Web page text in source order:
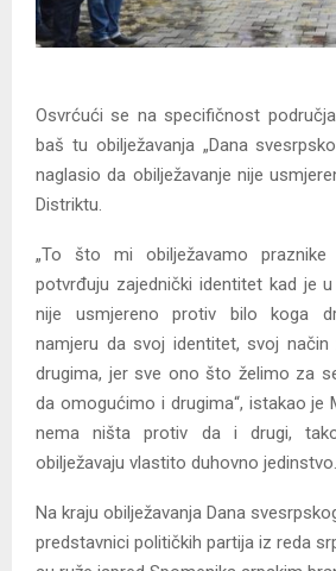
Osvrćući se na specifičnost
baš tu obilježavanja „Dana
naglasio da obilježavanje nije
Distriktu.
„To što mi obilježavamo
potvrđuju zajednički identitet kad je
nije usmjereno protiv bilo koga
namjeru da svoj identitet, svoj način
drugima, jer sve ono što želimo za
da omogućimo i drugima“, istakao je
nema ništa protiv da i drugi,
obilježavaju vlastito duhovno jedinstvo.
Na kraju obilježavanja Dana
predstavnici političkih partija iz reda